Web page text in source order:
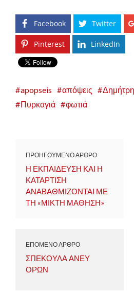
Facebook Twitter
Pinterest LinkedIn
apopseis απόψεις
Πυρκαγιά
φωτιά
ΠΡΟΗΓΟΥΜΕΝΟ ΑΡΘΡΟ
Η ΕΚΠΑΙΔΕΥΣΗ ΚΑΙ Η
ΚΑΤΑΡΤΙΣΗ
ΑΝΑΒΑΘΜΙΖΟΝΤΑΙ ΜΕ
ΤΗ «ΜΙΚΤΗ ΜΑΘΗΣΗ»
ΕΠΟΜΕΝΟ ΑΡΘΡΟ
ΣΠΕΚΟΥΛΑ ΑΝΕΥ
ΟΡΩΝ